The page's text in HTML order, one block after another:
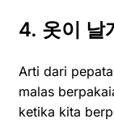
4. 옷이 날
Arti dari
malas
ketika kita